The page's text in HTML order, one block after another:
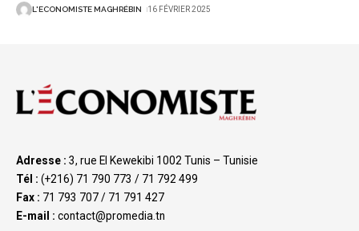
L'ECONOMISTE MAGHRÉBIN 16 FÉVRIER 2025
Adresse : 3, rue El Kewekibi 1002 Tunis – Tunisie
Tél : (+216) 71 790 773 / 71 792 499
Fax : 71 793 707 / 71 791 427
E-mail : contact@promedia.tn